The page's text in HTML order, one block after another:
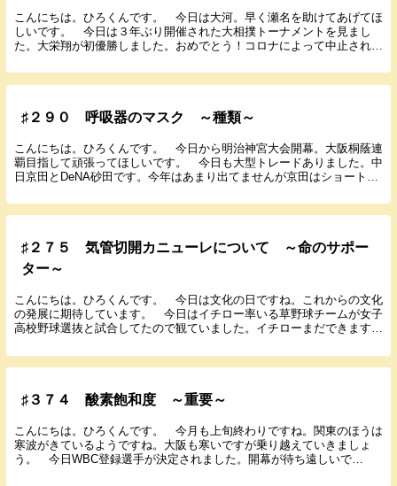
こんにちは。ひろくんです。 今日は大河。早く瀬名を助けてあげてほ
しいです。 今日は３年ぶり開催された大相撲トーナメントを見まし
た。大栄翔が初優勝しました。おめでとう！コロナによって中止されて
♯２９０ 呼吸器のマスク ～種類～
こんにちは。ひろくんです。 今日から明治神宮大会開幕。大阪桐蔭連
覇目指して頑張ってほしいです。 今日も大型トレードありました。中
日京田とDeNA砂田です。今年はあまり出てませんが京田はショートの
♯２７５ 気管切開カニューレについて ～命のサポー
ター～
こんにちは。ひろくんです。 今日は文化の日ですね。これからの文化
の発展に期待しています。 今日はイチロー率いる草野球チームが女子
高校野球選抜と試合してたので観ていました。イチローまだできます
♯３７４ 酸素飽和度 ～重要～
こんにちは。ひろくんです。 今月も上旬終わりですね。関東のほうは
寒波がきているようですね。大阪も寒いですが乗り越えていきましょ
う。 今日WBC登録選手が決定されました。開幕が待ち遠しいで